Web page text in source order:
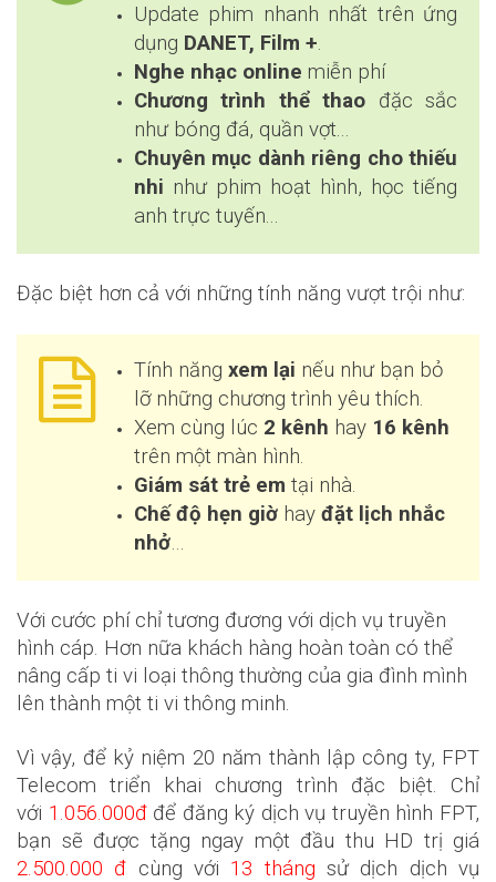
Update phim nhanh nhất trên ứng
dụng DANET, Film +.
Nghe nhạc online miễn phí
Chương trình thể thao đặc sắc
như bóng đá, quần vợt...
Chuyên mục dành riêng cho thiếu
nhi như phim hoạt hình, học tiếng
anh trực tuyến...
Đặc biệt hơn cả với những tính năng vượt trội như:
Tính năng xem lại nếu như bạn bỏ
lỡ những chương trình yêu thích.
Xem cùng lúc 2 kênh hay 16 kênh
trên một màn hình.
Giám sát trẻ em tại nhà.
Chế độ hẹn giờ hay đặt lịch nhắc
nhở…
Với cước phí chỉ tương đương với dịch vụ truyền
hình cáp. Hơn nữa khách hàng hoàn toàn có thể
nâng cấp ti vi loại thông thường của gia đình mình
lên thành một ti vi thông minh.
Vì vậy, để kỷ niệm 20 năm thành lập công ty, FPT
Telecom triển khai chương trình đặc biệt. Chỉ
với 1.056.000đđể đăng ký dịch vụ truyền hình FPT,
bạn sẽ được tặng ngay một đầu thu HD trị giá
2.500.000 đ cùng với 13 tháng sử dịch dịch vụ